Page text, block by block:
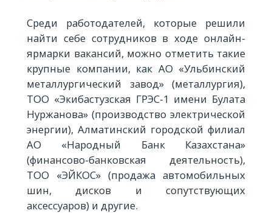
Среди работодателей, которые решили
найти себе сотрудников в ходе онлайн-
ярмарки вакансий, можно отметить такие
крупные компании, как АО «Ульбинский
металлургический завод» (металлургия),
ТОО «Экибастузская ГРЭС-1 имени Булата
Нуржанова» (производство электрической
энергии), Алматинский городской филиал
АО «Народный Банк Казахстана»
(финансово-банковская деятельность),
ТОО «ЭЙКОС» (продажа автомобильных
шин, дисков и сопутствующих
аксессуаров) и другие.